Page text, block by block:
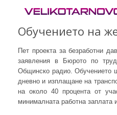
Обучението на
Пет проекта за безработни
заявления в Бюрото по
Общинско радио. Обучението
дневно и изплащане на
на около 40 процента от
минималната работна заплата